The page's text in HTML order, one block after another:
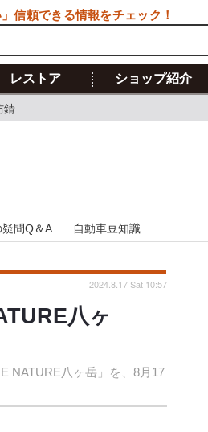
錆
レストア ショップ紹介
問Q＆A 自動車豆知識
八ヶ
NATURE八ヶ岳」を、8月17
2024.8.17 Sat 10:57
信頼できる情報をチェック！